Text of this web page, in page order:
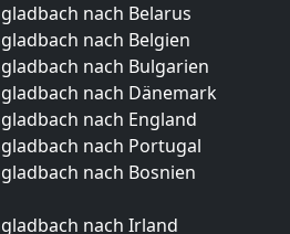
nach Belarus
nach Belgien
nach Bulgarien
nach Dänemark
nach England
nach Portugal
nach Bosnien
nach Irland